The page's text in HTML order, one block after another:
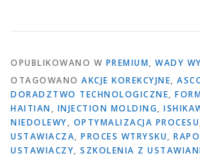
OPUBLIKOWANO W PREMIUM, WADY
OTAGOWANO AKCJE KOREKCYJNE,
DORADZTWO TECHNOLOGICZNE,
HAITIAN, INJECTION MOLDING,
NIEDOLEWY, OPTYMALIZACJA PROCESU
USTAWIACZA, PROCES WTRYSKU,
USTAWIACZY, SZKOLENIA Z